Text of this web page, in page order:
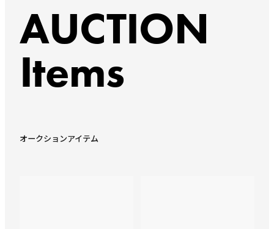
AUCTION
Items
オークションアイテム